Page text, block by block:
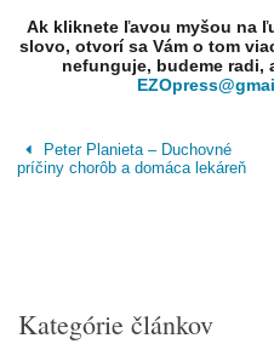
Ak kliknete ľavou myšou na
slovo, otvorí sa Vám o tom
nefunguje, budeme radi,
Peter Planieta – Duchovné
príčiny chorôb a domáca lekáreň
Kategórie článkov